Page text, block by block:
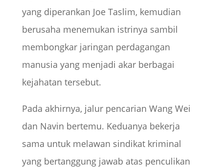
yang diperankan Joe Taslim, kemudian
berusaha menemukan istrinya sambil
membongkar jaringan perdagangan
manusia yang menjadi akar berbagai
kejahatan tersebut.
Pada akhirnya, jalur pencarian Wang Wei
dan Navin bertemu. Keduanya bekerja
sama untuk melawan sindikat kriminal
yang bertanggung jawab atas penculikan